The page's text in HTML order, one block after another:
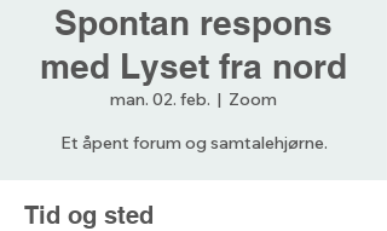
Spontan respons
med Lyset fra nord
man. 02. feb.
  |
Zoom
Et åpent forum og samtalehjørne.
Tid og sted